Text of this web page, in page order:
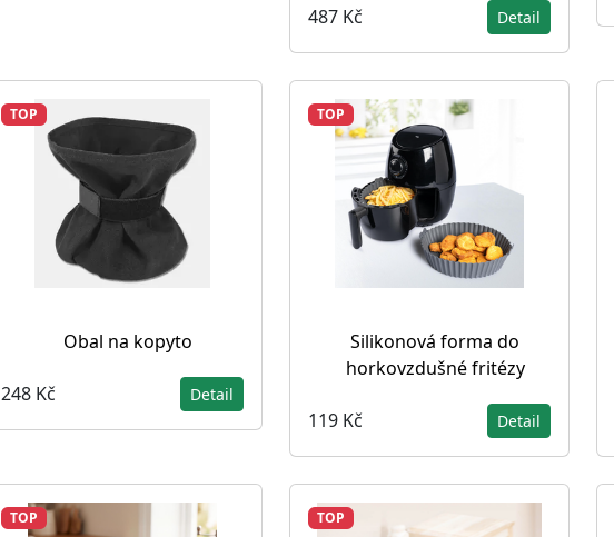
487 Kč Detail
TOP
Obal na kopyto
248 Kč Detail
TOP
Silikonová forma do
horkovzdušné fritézy
119 Kč Detail
TOP TOP